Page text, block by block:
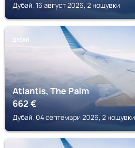
Дубай, 16 август 2026, 2 нощувки
ДУБАЙ
Atlantis, The Palm
662€
Дубай, 04 септември 2026, 2 нощувки